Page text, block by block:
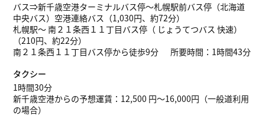
バス⇒新千歳空港ターミナルバス停～札幌駅前バス停（北海道
中央バス）空港連絡バス（1,030円、約72分）
札幌駅～ 南２１条西１１丁目バス停（ じょうてつバス 快速）
（210円、約22分）
南２１条西１１丁目バス停から徒歩9分 所要時間：1時間43分
タクシー
1時間30分
新千歳空港からの予想運賃：12,500 円～16,000円（一般道利用
の場合）